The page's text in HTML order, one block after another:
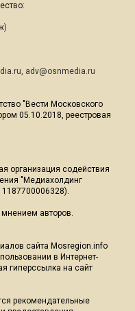
, adv@osnmedia.ru
"Вести Московского
05.10.2018, реестровая
организация содействия
"Медиахолдинг
авторов.
сайта Mosregion.info
в Интернет-
гиперссылка на сайт
рекомендательные